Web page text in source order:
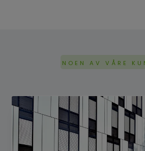
NOEN AV VÅRE